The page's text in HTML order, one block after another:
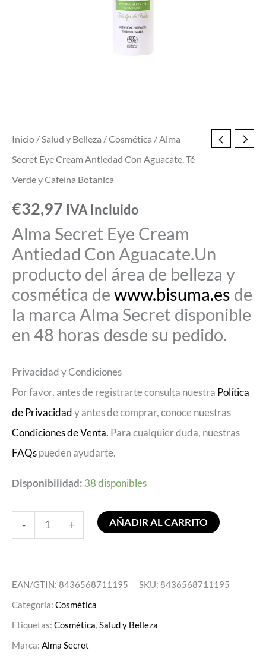
Inicio /Salud y Belleza /Cosmética / Alma
Secret Eye Cream Antiedad Con Aguacate. Té
Verde y Cafeína Botanica
€32,97 IVA Incluido
Alma Secret Eye Cream
Antiedad Con Aguacate.Un
producto del área de belleza y
cosmética de www.bisuma.es de
la marca Alma Secret disponible
en 48 horas desde su pedido.
Privacidad y Condiciones
Por favor, antes de registrarte consulta nuestra Política
de Privacidady antes de comprar, conoce nuestras
Condiciones de Venta. Para cualquier duda, nuestras
FAQspueden ayudarte.
Disponibilidad: 38 disponibles
- + AÑADIR AL CARRITO
EAN/GTIN: 8436568711195 SKU: 8436568711195
Categoría: Cosmética
Etiquetas: Cosmética,Salud y Belleza
Marca: Alma Secret